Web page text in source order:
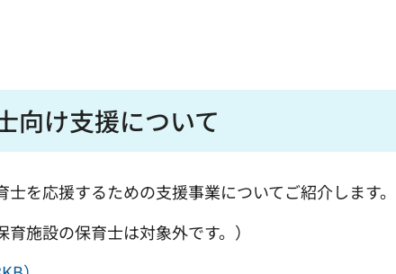
向け支援について
を応援するための支援事業についてご紹介します。
施設の保育士は対象外です。）